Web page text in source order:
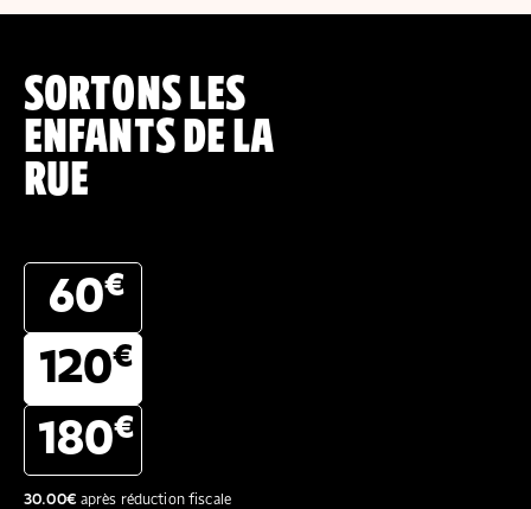
SORTONS LES
ENFANTS DE LA
RUE
60€
120€
180€
30.00€après réduction fiscale